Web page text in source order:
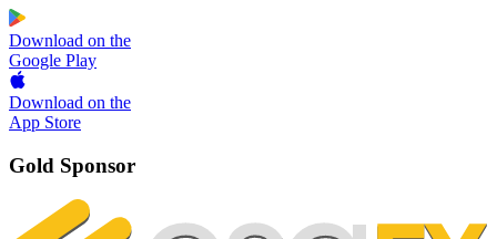
Download on the
Google Play
Download on the
App Store
Gold Sponsor